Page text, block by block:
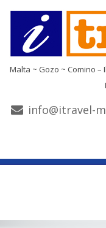
Malta ~ Gozo ~ Comino
info@itravel-